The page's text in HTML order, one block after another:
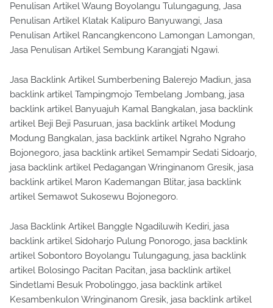
Penulisan Artikel Waung Boyolangu Tulungagung, Jasa
Penulisan Artikel Klatak Kalipuro Banyuwangi, Jasa
Penulisan Artikel Rancangkencono Lamongan Lamongan,
Jasa Penulisan Artikel Sembung Karangjati Ngawi.
Jasa Backlink Artikel Sumberbening Balerejo Madiun, jasa
backlink artikel Tampingmojo Tembelang Jombang, jasa
backlink artikel Banyuajuh Kamal Bangkalan, jasa backlink
artikel Beji Beji Pasuruan, jasa backlink artikel Modung
Modung Bangkalan, jasa backlink artikel Ngraho Ngraho
Bojonegoro, jasa backlink artikel Semampir Sedati Sidoarjo,
jasa backlink artikel Pedagangan Wringinanom Gresik, jasa
backlink artikel Maron Kademangan Blitar, jasa backlink
artikel Semawot Sukosewu Bojonegoro.
Jasa Backlink Artikel Banggle Ngadiluwih Kediri, jasa
backlink artikel Sidoharjo Pulung Ponorogo, jasa backlink
artikel Sobontoro Boyolangu Tulungagung, jasa backlink
artikel Bolosingo Pacitan Pacitan, jasa backlink artikel
Sindetlami Besuk Probolinggo, jasa backlink artikel
Kesambenkulon Wringinanom Gresik, jasa backlink artikel